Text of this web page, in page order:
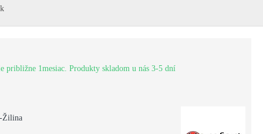
približne 1mesiac. Produkty skladom u nás 3-5 dní
Žilina